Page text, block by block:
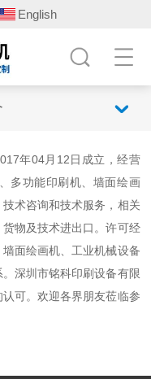
English
年04月12日成立，经营
多功能印刷机、墙面绘画
术咨询和技术服务，相关
物及技术进出口。许可经
面绘画机、工业机械设备
深圳市铭科印刷设备有限
可。欢迎各界朋友莅临参